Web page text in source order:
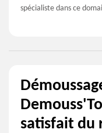
spécialiste dans ce
satisfait du